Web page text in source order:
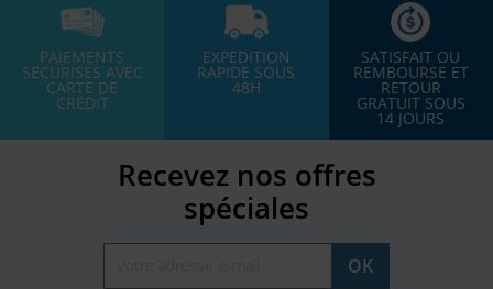
PAIEMENTS
SECURISES AVEC
CARTE DE
CREDIT
EXPEDITION
RAPIDE SOUS
48H
SATISFAIT OU
REMBOURSE ET
RETOUR
GRATUIT SOUS
14 JOURS
Recevez nos offres
spéciales